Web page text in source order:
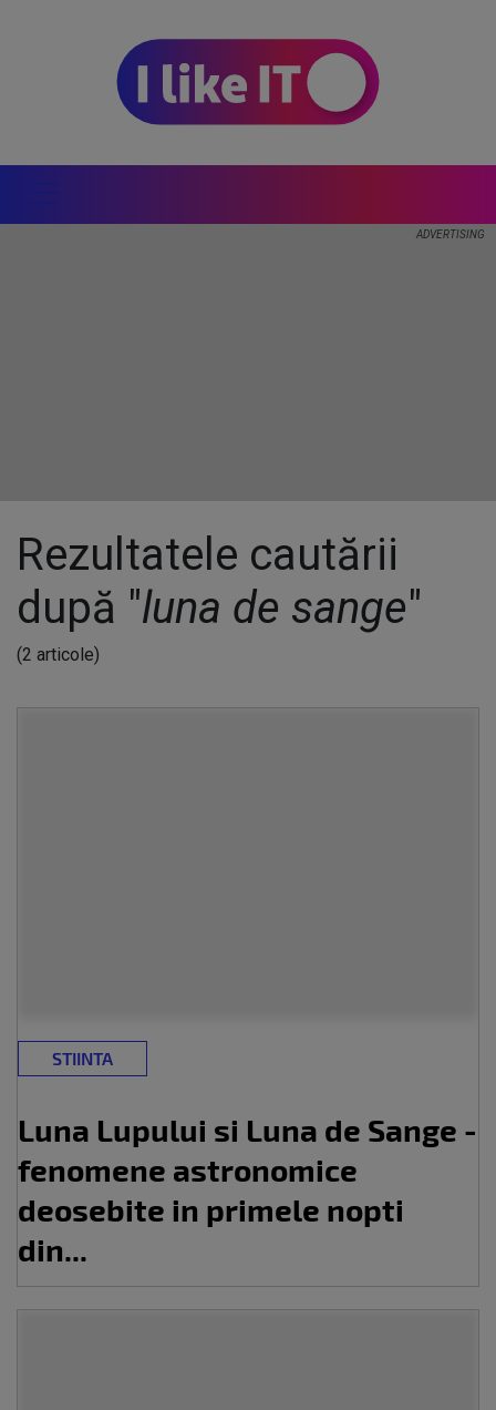
Rezultatele cautării
după "luna de sange"
(2 articole)
STIINTA
Luna Lupului si Luna de Sange -
fenomene astronomice
deosebite in primele nopti
din...